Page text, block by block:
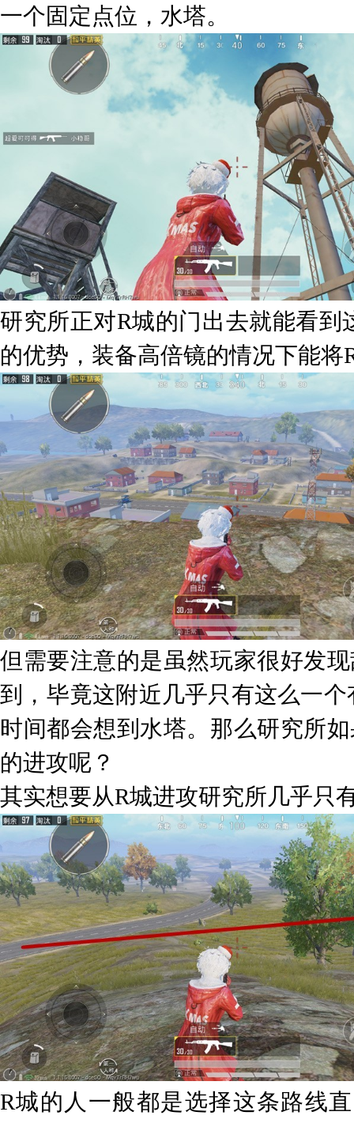
一个固定点位，水塔。
研究所正对R城的门出去就能看
的优势，装备高倍镜的情况下能将
但需要注意的是虽然玩家很好发
到，毕竟这附近几乎只有这么一
时间都会想到水塔。那么研究所
的进攻呢？
其实想要从R城进攻研究所几乎只
R城的人一般都是选择这条路线